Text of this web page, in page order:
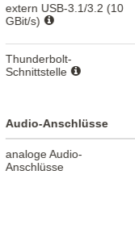
extern USB-3.1/3.2 (10
GBit/s)
Thunderbolt-
Schnittstelle
Audio-Anschlüsse
analoge Audio-
Anschlüsse